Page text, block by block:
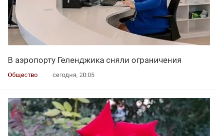
В аэропорту Геленджика сняли ограничения
Общество сегодня, 20:05